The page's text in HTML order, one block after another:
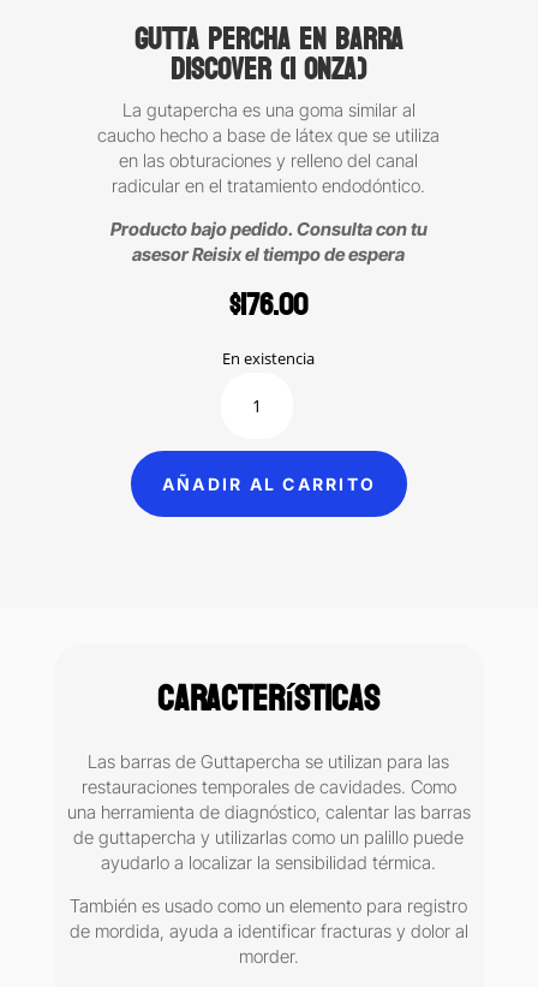
Gutta percha en barra
Discover (1 onza)
La gutapercha es una goma similar al
caucho hecho a base de látex que se utiliza
en las obturaciones y relleno del canal
radicular en el tratamiento endodóntico.
Producto bajo pedido. Consulta con tu
asesor Reisix el tiempo de espera
$176.00
En existencia
percha
Discover
(1
AÑADIR AL CARRITO
Características
Las barras de Guttapercha se utilizan para las
restauraciones temporales de cavidades. Como
una herramienta de diagnóstico, calentar las barras
de guttapercha y utilizarlas como un palillo puede
ayudarlo a localizar la sensibilidad térmica.
También es usado como un elemento para registro
de mordida, ayuda a identificar fracturas y dolor al
morder.